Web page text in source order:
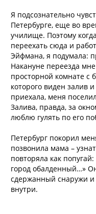
Я подсознательно
Петербурге, еще во
училище. Поэтому
переехать сюда и
Эйфмана, я подумала:
Накануне переезда
просторной комнате с
которого виден залив
приехала, меня
Залива, правда, за
люблю гулять по его
Петербург покорил
позвонила мама –
повторяла как
город обалденный…»
сдержанный снаружи
внутри.